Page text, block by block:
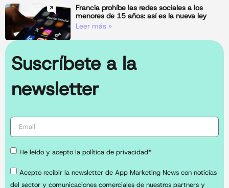
Francia prohíbe las redes sociales a los
menores de 15 años: así es la nueva ley
Leer más »
Suscríbete a la
newsletter
He leído y acepto la política de privacidad*
Acepto recibir la newsletter de App Marketing News con noticias
del sector y comunicaciones comerciales de nuestros partners y